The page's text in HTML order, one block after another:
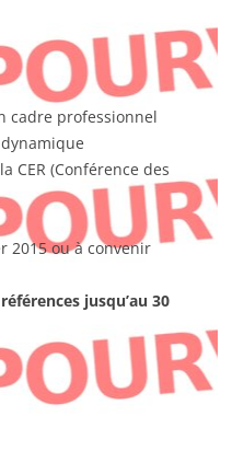
cadre professionnel
CER (Conférence des
2015 ou à convenir
jusqu’au 30